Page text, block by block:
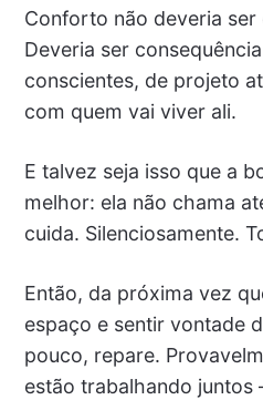
Conforto não deveria ser
Deveria ser
conscientes, de projeto
com quem vai viver ali.
E talvez seja isso que a
melhor: ela não chama
cuida. Silenciosamente.
Então, da próxima vez
espaço e sentir vontade
pouco, repare.
estão trabalhando